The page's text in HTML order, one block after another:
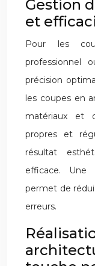
Gestion
et
Pour les
professionnel
précision
les coupes en
matériaux et
propres et
résultat
efficace. Une
permet de
erreurs.